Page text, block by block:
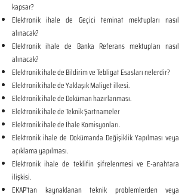
kapsar?
Elektronik ihale de Geçici teminat mektupları nasıl
alınacak?
Elektronik ihale de Banka Referans mektupları nasıl
alınacak?
Elektronik ihale de Bildirim ve Tebligat Esasları nelerdir?
Elektronik ihale de Yaklaşık Maliyet ilkesi.
Elektronik ihale de Doküman hazırlanması.
Elektronik ihale de Teknik Şartnameler
Elektronik ihale de İhale Komisyonları.
Elektronik ihale de Dokümanda Değişiklik Yapılması veya
açıklama yapılması.
Elektronik ihale de teklifin şifrelenmesi ve E-anahtara
ilişkisi.
EKAP’tan kaynaklanan teknik problemlerden veya